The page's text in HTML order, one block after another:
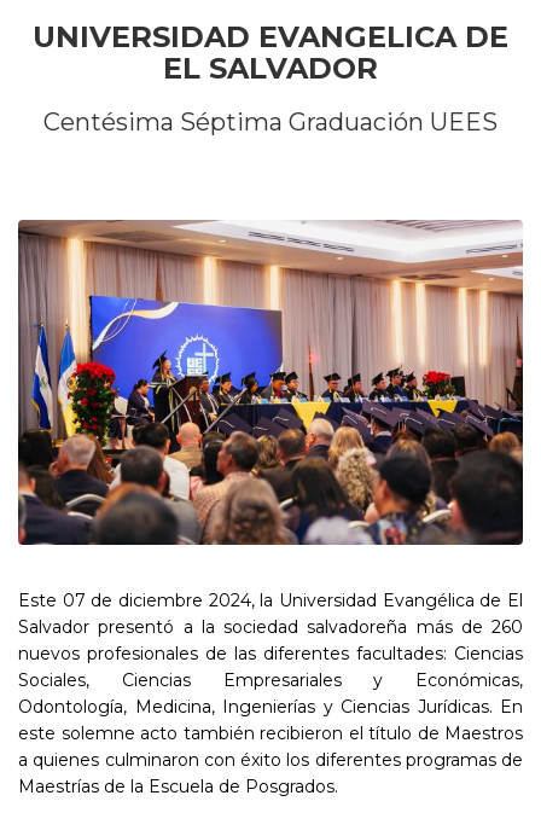
UNIVERSIDAD EVANGELICA DE
EL SALVADOR
Centésima Séptima Graduación UEES
Este 07 de diciembre 2024, la Universidad Evangélica de El
Salvador presentó a la sociedad salvadoreña más de 260
nuevos profesionales de las diferentes facultades: Ciencias
Sociales, Ciencias Empresariales y Económicas,
Odontología, Medicina, Ingenierías y Ciencias Jurídicas. En
este solemne acto también recibieron el título de Maestros
a quienes culminaron con éxito los diferentes programas de
Maestrías de la Escuela de Posgrados.